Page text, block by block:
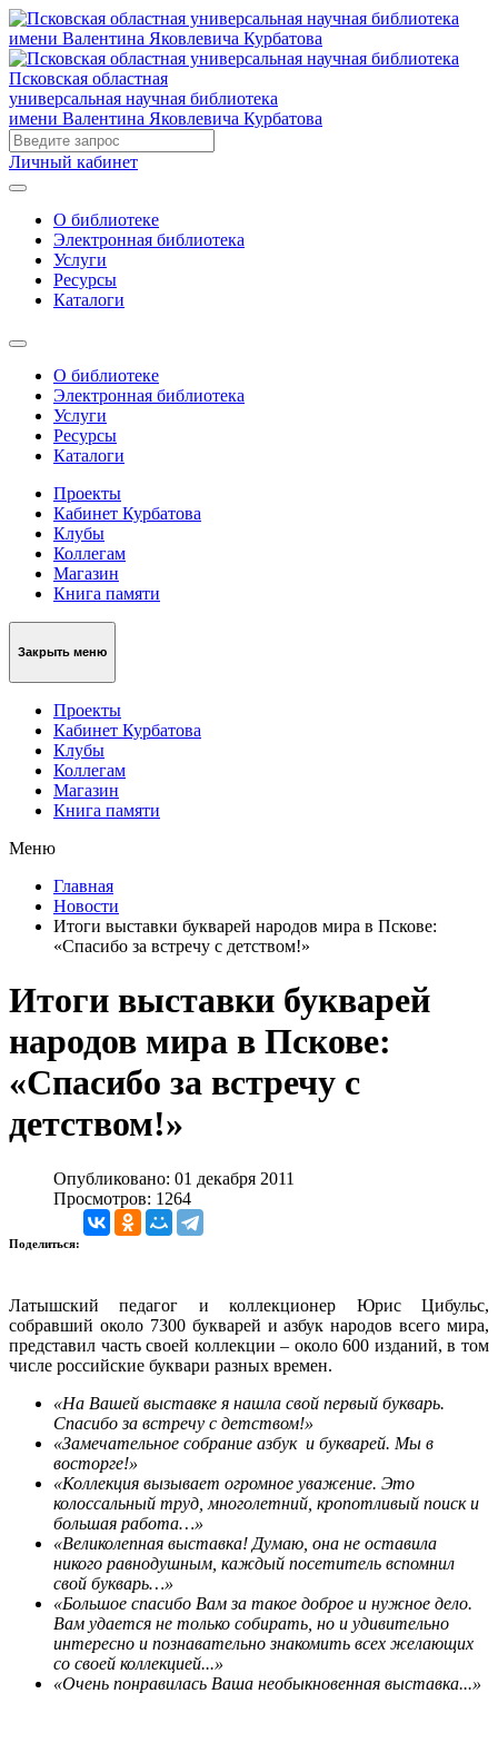
Псковская областная
универсальная научная библиотека
имени Валентина Яковлевича Курбатова
Личный кабинет
О библиотеке
Электронная библиотека
Услуги
Ресурсы
Каталоги
О библиотеке
Электронная библиотека
Услуги
Ресурсы
Каталоги
Проекты
Кабинет Курбатова
Клубы
Коллегам
Магазин
Книга памяти
Закрыть меню
Проекты
Кабинет Курбатова
Клубы
Коллегам
Магазин
Книга памяти
Меню
Главная
Новости
Итоги выставки букварей народов мира в Пскове:
«Спасибо за встречу с детством!»
Итоги выставки букварей
народов мира в Пскове:
«Спасибо за встречу с
детством!»
Опубликовано: 01 декабря 2011
Просмотров: 1264
Поделиться:
Латышский педагог и коллекционер Юрис Цибульс,
собравший около 7300 букварей и азбук народов всего мира,
представил часть своей коллекции – около 600 изданий, в том
числе российские буквари разных времен.
«На Вашей выставке я нашла свой первый букварь.
Спасибо за встречу с детством!»
«Замечательное собрание азбук и букварей. Мы в
восторге!»
«Коллекция вызывает огромное уважение. Это
колоссальный труд, многолетний, кропотливый поиск и
большая работа…»
«Великолепная выставка! Думаю, она не оставила
никого равнодушным, каждый посетитель вспомнил
свой букварь…»
«Большое спасибо Вам за такое доброе и нужное дело.
Вам удается не только собирать, но и удивительно
интересно и познавательно знакомить всех желающих
со своей коллекцией...»
«Очень понравилась Ваша необыкновенная выставка...»